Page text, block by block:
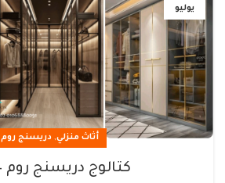
يوليو
أثاث منزلي, دريسنج روم
كتالوج دريسنج روم 2024